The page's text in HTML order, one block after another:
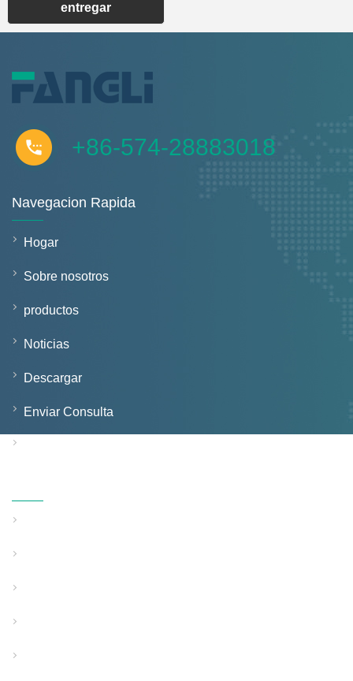
entregar
+86-574-28883018
Navegacion Rapida
Hogar
Sobre nosotros
productos
Noticias
Descargar
Enviar Consulta